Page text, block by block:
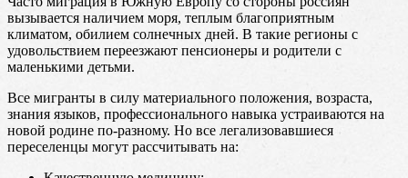
вызывается наличием моря, теплым благоприятным
климатом, обилием солнечных дней. В такие регионы с
удовольствием переезжают пенсионеры и родители с
маленькими детьми.
Все мигранты в силу материального положения, возраста,
знания языков, профессионального навыка устраиваются на
новой родине по-разному. Но все легализовавшиеся
переселенцы могут рассчитывать на: